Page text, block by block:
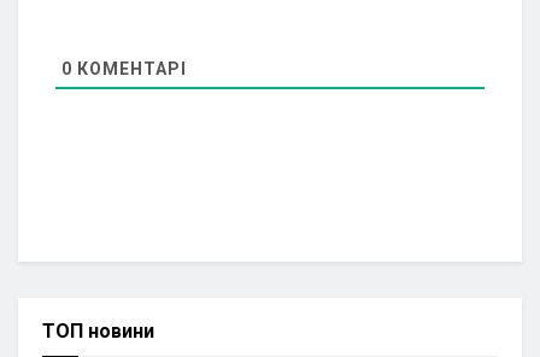
0 КОМЕНТАРІ
ТОП новини